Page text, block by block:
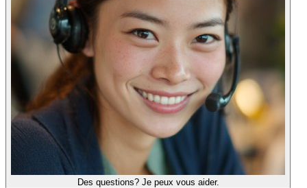
Des questions? Je peux vous aider.